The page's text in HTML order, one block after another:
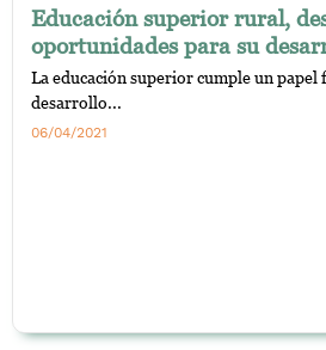
Educación superior rural,
oportunidades para su
La educación superior cumple un papel
desarrollo...
06/04/2021